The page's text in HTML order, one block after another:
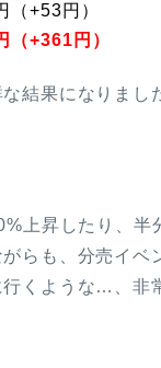
（+53円）
（+361円）
結果になりまし
上昇したり、半
らも、分売イベ
くような…、非